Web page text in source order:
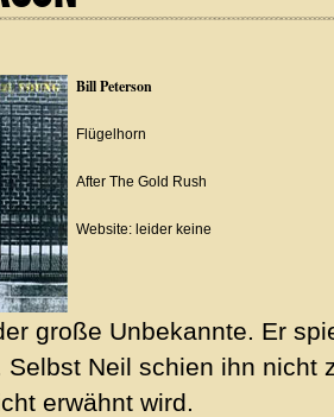
Bill Peterson
Flügelhorn
After The Gold Rush
Website: leider keine
große Unbekannte. Er
Selbst Neil schien ihn nicht
erwähnt wird.